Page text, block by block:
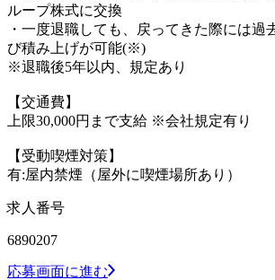
ループ株式に交換
・一度退職しても、戻ってきた際には過
び積み上げが可能(※)
※退職後5年以内、規定あり
【交通費】
上限30,000円まで支給 ※会社規定有り
【受動喫煙対策】
有:屋内禁煙（屋外に喫煙場所あり）
求人番号
6890207
応募画面に進む